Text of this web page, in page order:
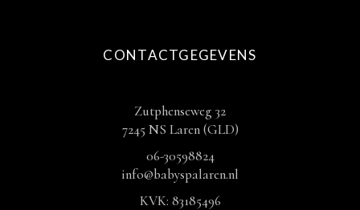
CONTACTGEGEVENS
Zutphenseweg 32
7245 NS Laren (GLD)
06-30598824
info@babyspalaren.nl
KVK: 83185496